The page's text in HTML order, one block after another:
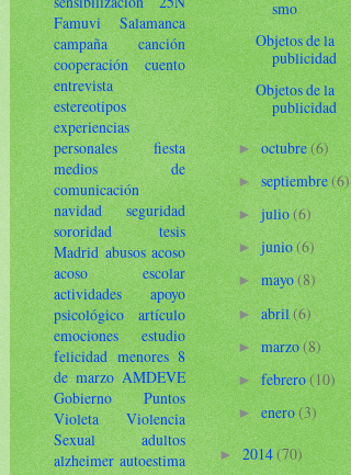
Famuvi
Salamanca
campaña
canción
cooperación
cuento
entrevista
estereotipos
experiencias
personales
fiesta
medios de
comunicación
navidad
seguridad
sororidad
tesis
Madrid abusos acoso
acoso escolar
actividades
apoyo
psicológico
artículo
emociones
estudio
felicidad menores 8
de marzo AMDEVE
Gobierno
Puntos
Violeta
Violencia
Sexual
adultos
alzheimer autoestima
smo
Objetos de la
publicidad
Objetos de la
publicidad
►octubre(6)
► septiembre(6)
►julio(6)
►junio(6)
►mayo(8)
►abril(6)
►marzo(8)
►febrero(10)
►enero(3)
►2014(70)